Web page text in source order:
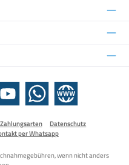
WhatsApp Website
Datenschutz
per Whatsapp
wenn nicht anders